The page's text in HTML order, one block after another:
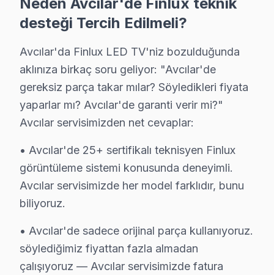
C: Avcılar'de arıza türüne göre değişir: Avcılar
S: Fabrika Servis Finlux yetkili servisi midir?
C: Avcılar'de resmi anlamda marka yetkili servisi
S: Avcılar'de orijinal mi yoksa yan sanayi parça mı
C: Avcılar servisimizde yalnızca orijinal ve OEM
S: Avcılar'de Finlux televizyon paneli tamiri ne kadar
C: Avcılar'de yazılım ve güç sorunları genellikle
S: Avcılar'de arıza tespiti ücretsiz mi?
C: Evet, Avcılar'de tamamen ücretsizdir. Teklif
S: Avcılar'de kapıya servis geliyor mu?
C: Evet, Avcılar genelinde ücretsiz kapıdan alım-
S: Avcılar'de bu cihaz Smart TV yazılım sorunlarına
C: Evet; Avcılar servisimizde Android TV, Tizen,
Neden Avcılar'de Finlux teknik
desteği Tercih Edilmeli?
Avcılar'da Finlux LED TV'niz bozulduğunda
aklınıza birkaç soru geliyor: "Avcılar'de
gereksiz parça takar mılar? Söyledikleri fiyata
yaparlar mı? Avcılar'de garanti verir mi?"
Avcılar servisimizden net cevaplar:
• Avcılar'de 25+ sertifikalı teknisyen Finlux
görüntüleme sistemi konusunda deneyimli.
Avcılar servisimizde her model farklıdır, bunu
biliyoruz.
• Avcılar'de sadece orijinal parça kullanıyoruz.
söylediğimiz fiyattan fazla almadan
çalışıyoruz — Avcılar servisimizde fatura